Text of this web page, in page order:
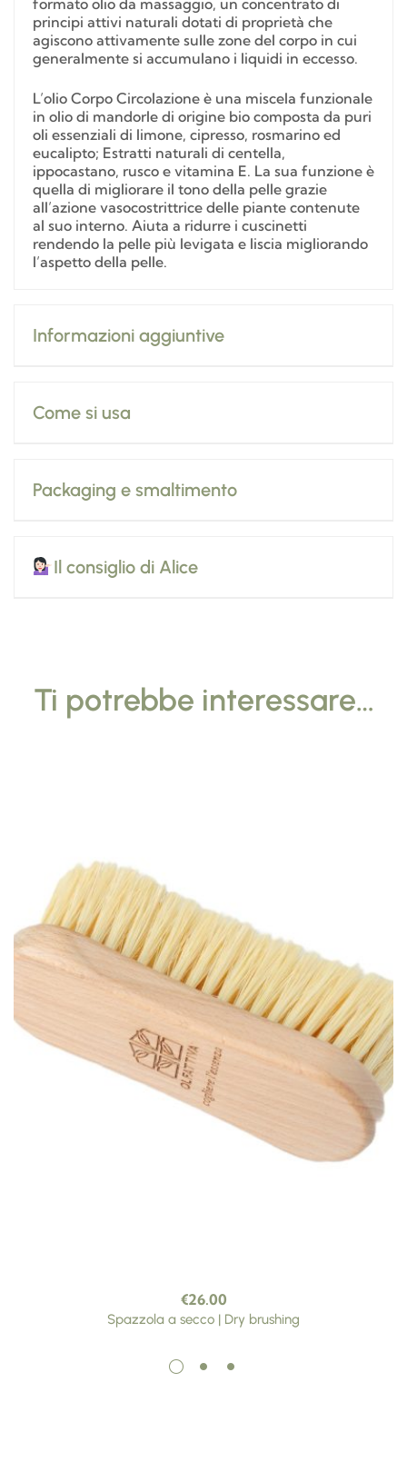
formato olio da massaggio, un concentrato di
principi attivi naturali dotati di proprietà che
agiscono attivamente sulle zone del corpo in cui
generalmente si accumulano i liquidi in eccesso.
L’olio Corpo Circolazione è una miscela funzionale
in olio di mandorle di origine bio composta da puri
oli essenziali di limone, cipresso, rosmarino ed
eucalipto; Estratti naturali di centella,
ippocastano, rusco e vitamina E. La sua funzione è
quella di migliorare il tono della pelle grazie
all’azione vasocostrittrice delle piante contenute
al suo interno. Aiuta a ridurre i cuscinetti
rendendo la pelle più levigata e liscia migliorando
l’aspetto della pelle.
Informazioni aggiuntive
Come si usa
Packaging e smaltimento
Il consiglio di Alice
Ti potrebbe interessare…
€26.00
Spazzola a secco | Dry brushing